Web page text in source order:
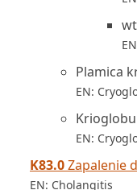
Plamica
EN:
EN:
K83.0Zapalenie
EN: Cholangitis